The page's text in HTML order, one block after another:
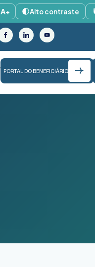
A+ Alto contraste
PORTAL DO BENEFICIÁRIO